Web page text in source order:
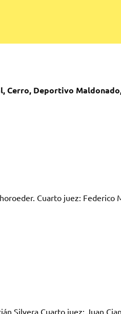
Cerro, Deportivo
Cuarto juez: Federico
Silvera Cuarto juez: Juan